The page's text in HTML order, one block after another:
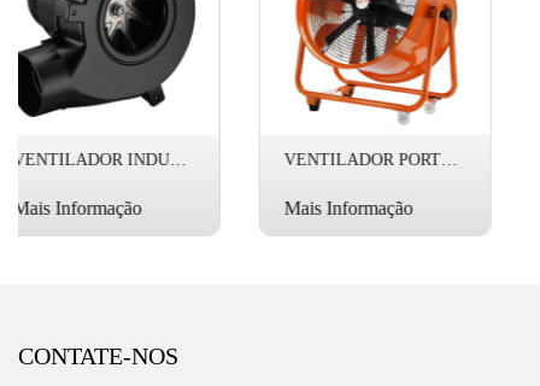
VENTILADOR INDUZIDO POR FAMÍLIA VENTILADOR PORTÁTIL
Mais Informação Mais Informação
CONTATE-NOS